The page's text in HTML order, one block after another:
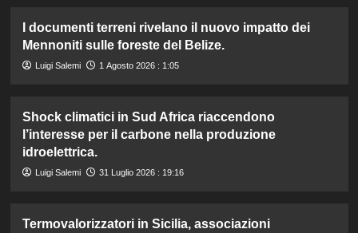
I documenti terreni rivelano il nuovo impatto dei
Mennoniti sulle foreste del Belize.
Luigi Salemi 1 Agosto 2026 : 1:05
Shock climatici in Sud Africa riaccendono
l’interesse per il carbone nella produzione
idroelettrica.
Luigi Salemi 31 Luglio 2026 : 19:16
Termovalorizzatori in Sicilia, associazioni